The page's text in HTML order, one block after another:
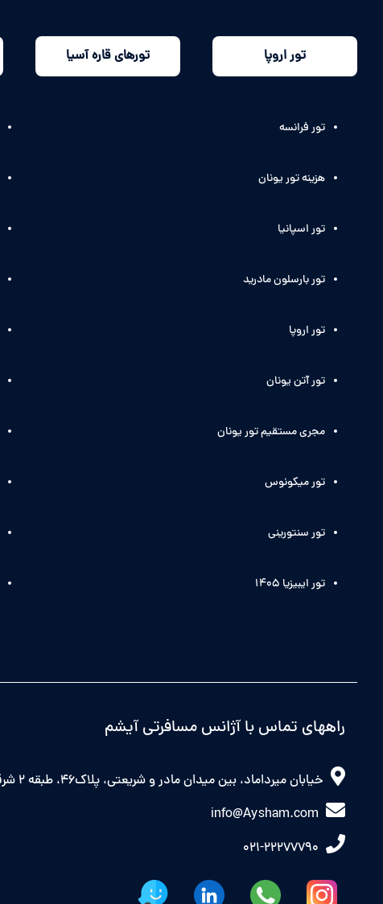
تور اروپا تورهای قاره آسیا
تور فرانسه
هزینه تور یونان
تور اسپانیا
تور بارسلون مادرید
تور اروپا
تور آتن یونان
مجری مستقیم تور یونان
تور میکونوس
تور سنتورینی
تور ایبیزیا 1405
راههای تماس با آژانس مسافرتی آیشم
خیابان میرداماد، بین میدان مادر و شریعتی، پلاک46، طبقه 2 شرقی